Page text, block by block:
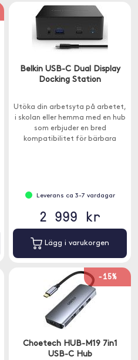
Belkin USB-C Dual Display
Docking Station
Utöka din arbetsyta på arbetet,
i skolan eller hemma med en hub
som erbjuder en bred
kompatibilitet för bärbara
Leverans ca 3-7 vardagar
2 999 kr
Lägg i varukorgen
-15%
Choetech HUB-M19 7in1
USB-C Hub